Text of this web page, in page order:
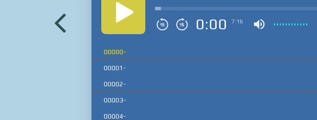
0:00 7:16
00000-
00001-
00002-
00003-
00004-